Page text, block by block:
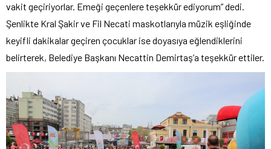
vakit geçiriyorlar. Emeği geçenlere teşekkür ediyorum” dedi.
Şenlikte Kral Şakir ve Fil Necati maskotlarıyla müzik eşliğinde
keyifli dakikalar geçiren çocuklar ise doyasıya eğlendiklerini
belirterek, Belediye Başkanı Necattin Demirtaş’a teşekkür ettiler.